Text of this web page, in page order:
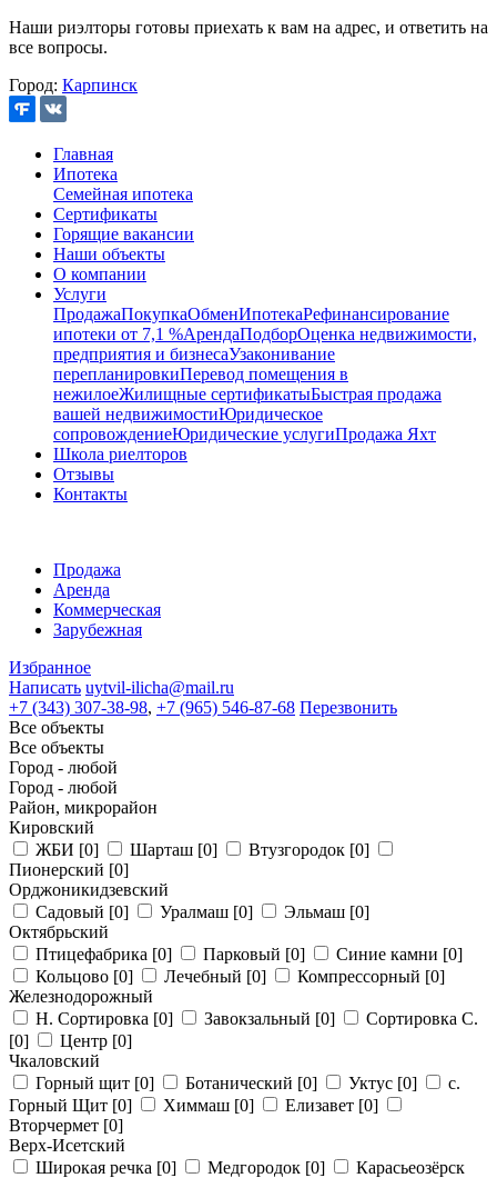
Наши риэлторы готовы приехать к вам на адрес, и ответить на
все вопросы.
Город: Карпинск
Главная
Ипотека
Семейная ипотека
Сертификаты
Горящие вакансии
Наши объекты
О компании
Услуги
ПродажаПокупкаОбменИпотекаРефинансирование
ипотеки от 7,1 %АрендаПодборОценка недвижимости,
предприятия и бизнесаУзаконивание
перепланировкиПеревод помещения в
нежилоеЖилищные сертификатыБыстрая продажа
вашей недвижимостиЮридическое
сопровождениеЮридические услугиПродажа Яхт
Школа риелторов
Отзывы
Контакты
Продажа
Аренда
Коммерческая
Зарубежная
Избранное
Написать uytvil-ilicha@mail.ru
+7 (343) 307-38-98, +7 (965) 546-87-68 Перезвонить
Все объекты
Все объекты
Город - любой
Город - любой
Район, микрорайон
Кировский
ЖБИ [0] Шарташ [0] Втузгородок [0]
Пионерский [0]
Орджоникидзевский
Садовый [0] Уралмаш [0] Эльмаш [0]
Октябрьский
Птицефабрика [0] Парковый [0] Синие камни [0]
Кольцово [0] Лечебный [0] Компрессорный [0]
Железнодорожный
Н. Сортировка [0] Завокзальный [0]
Сортировка С.
[0]
Центр [0]
Чкаловский
Горный щит [0] Ботанический [0] Уктус [0]
с.
Горный Щит [0] Химмаш [0] Елизавет [0]
Вторчермет [0]
Верх-Исетский
Широкая речка [0] Медгородок [0]
Карасьеозёрск